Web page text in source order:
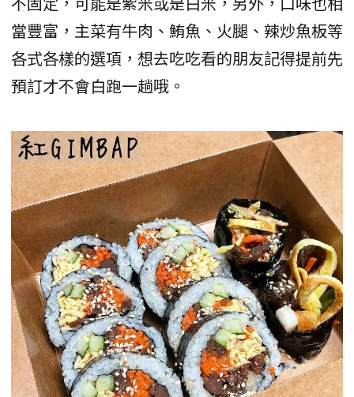
當豐富，主菜有牛肉、鮪魚、火腿、辣炒魚板等
各式各樣的選項，想去吃吃看的朋友記得提前先
預訂才不會白跑一趟哦。